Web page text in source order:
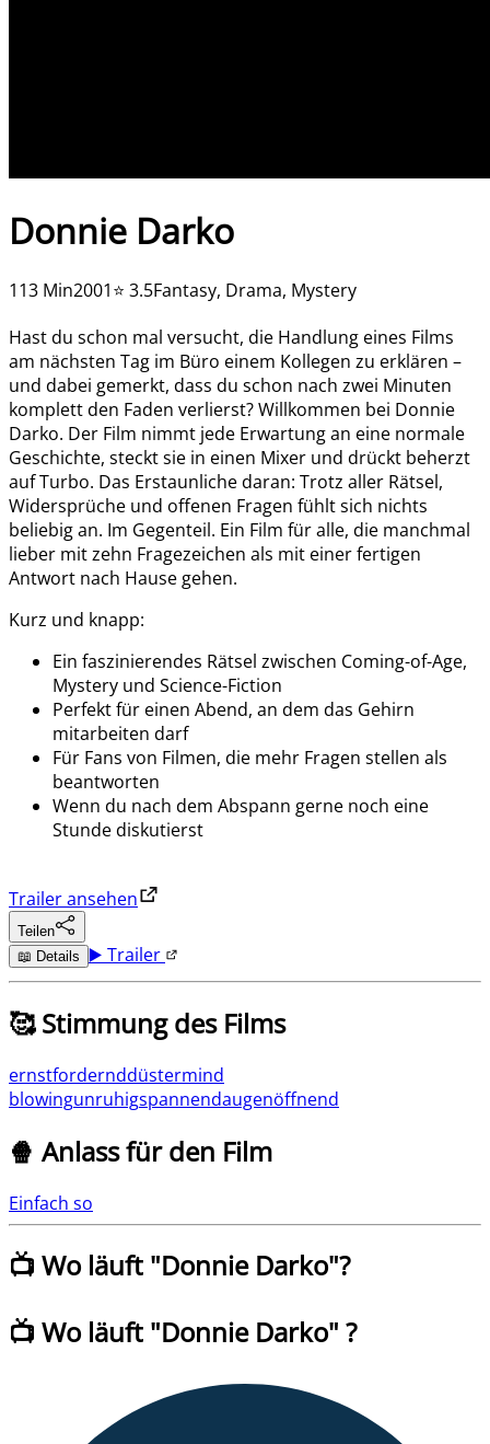
Donnie Darko
113 Min2001⭐ 3.5Fantasy, Drama, Mystery
Hast du schon mal versucht, die Handlung eines Films
am nächsten Tag im Büro einem Kollegen zu erklären –
und dabei gemerkt, dass du schon nach zwei Minuten
komplett den Faden verlierst? Willkommen bei Donnie
Darko. Der Film nimmt jede Erwartung an eine normale
Geschichte, steckt sie in einen Mixer und drückt beherzt
auf Turbo. Das Erstaunliche daran: Trotz aller Rätsel,
Widersprüche und offenen Fragen fühlt sich nichts
beliebig an. Im Gegenteil. Ein Film für alle, die manchmal
lieber mit zehn Fragezeichen als mit einer fertigen
Antwort nach Hause gehen.
Kurz und knapp:
Ein faszinierendes Rätsel zwischen Coming-of-Age,
Mystery und Science-Fiction
Perfekt für einen Abend, an dem das Gehirn
mitarbeiten darf
Für Fans von Filmen, die mehr Fragen stellen als
beantworten
Wenn du nach dem Abspann gerne noch eine
Stunde diskutierst
Trailer ansehen
Teilen
📖 Details ▶️ Trailer
🥰 Stimmung des Films
ernstfordernddüstermind
blowingunruhigspannendaugenöffnend
🍿 Anlass für den Film
Einfach so
📺 Wo läuft "Donnie Darko"?
📺 Wo läuft "Donnie Darko" ?